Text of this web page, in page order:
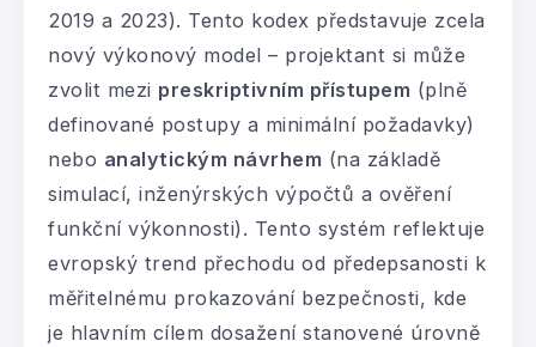
2019 a 2023). Tento kodex představuje zcela
nový výkonový model – projektant si může
zvolit mezi preskriptivním přístupem (plně
definované postupy a minimální požadavky)
nebo analytickým návrhem (na základě
simulací, inženýrských výpočtů a ověření
funkční výkonnosti). Tento systém reflektuje
evropský trend přechodu od předepsanosti k
měřitelnému prokazování bezpečnosti, kde
je hlavním cílem dosažení stanovené úrovně